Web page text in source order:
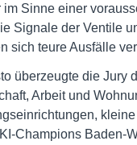
Sinne einer
Signale der Ventile
sich teure Ausfälle
überzeugte die Jury
Arbeit und
Champions Baden-